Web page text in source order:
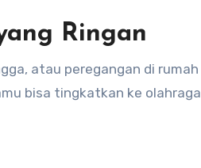
Ringan
atau peregangan di
bisa tingkatkan ke